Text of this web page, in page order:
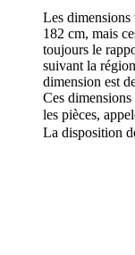
Les
182 cm, mais
toujours le
suivant la
dimension est
Ces
les pièces,
La disposition